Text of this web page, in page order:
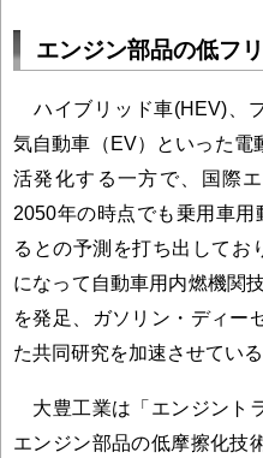
エンジン部品の低フ
ハイブリッド車(HEV)、
気自動車（EV）といった電
活発化する一方で、国際
2050年の時点でも乗用車
るとの予測を打ち出してお
になって自動車用内燃機関
を発足、ガソリン・ディー
た共同研究を加速させている
大豊工業は「エンジント
エンジン部品の低摩擦化技